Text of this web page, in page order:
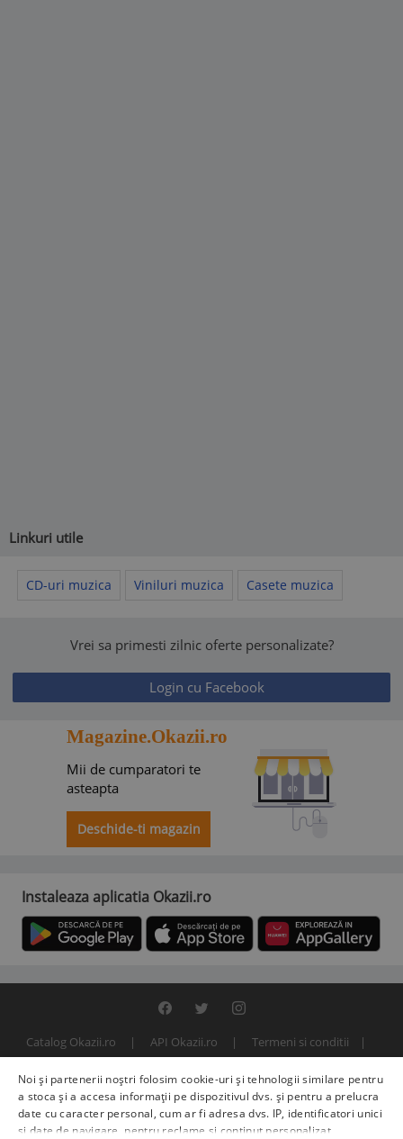
Linkuri utile
CD-uri muzica Viniluri muzica Casete muzica
Vrei sa primesti zilnic oferte personalizate?
Login cu Facebook
Magazine.Okazii.ro
Mii de cumparatori te
asteapta
Deschide-ti magazin
Instaleaza aplicatia Okazii.ro
Catalog Okazii.ro API Okazii.ro
Termeni si conditii
© 2000 - 2026 S.C. BITFACTOR S.R.L.
Noi și partenerii noștri folosim cookie-uri și tehnologii similare pentru
a stoca și a accesa informații pe dispozitivul dvs. și pentru a prelucra
date cu caracter personal, cum ar fi adresa dvs. IP, identificatori unici
și date de navigare, pentru reclame și conținut personalizat,